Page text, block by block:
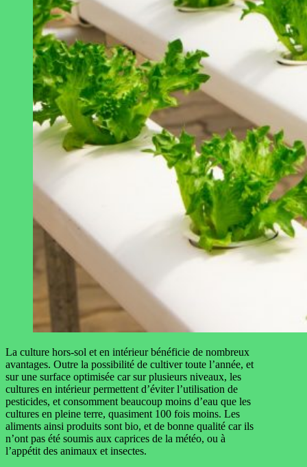
La culture hors-sol et en intérieur bénéficie de nombreux
avantages. Outre la possibilité de cultiver toute l’année, et
sur une surface optimisée car sur plusieurs niveaux, les
cultures en intérieur permettent d’éviter l’utilisation de
pesticides, et consomment beaucoup moins d’eau que les
cultures en pleine terre, quasiment 100 fois moins. Les
aliments ainsi produits sont bio, et de bonne qualité car ils
n’ont pas été soumis aux caprices de la météo, ou à
l’appétit des animaux et insectes.